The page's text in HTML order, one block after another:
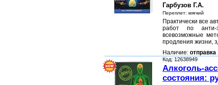
Гарбузов Г.А.
Переплет: мягкий
Практически все
работ по анти-
всевозможные
продления жизни,
Наличие: отправка
Код: 12638949
Алкоголь-
состояния: